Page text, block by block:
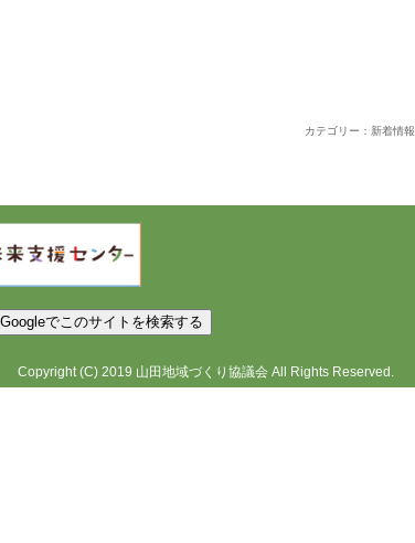
カテゴリー：新着情報
Copyright(C) 2019 山田地域づくり協議会All Rights Reserved.